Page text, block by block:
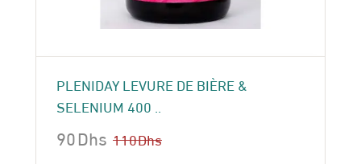
PLENIDAY LEVURE DE BIÈRE &
SELENIUM 400 ..
110Dhs
90Dhs